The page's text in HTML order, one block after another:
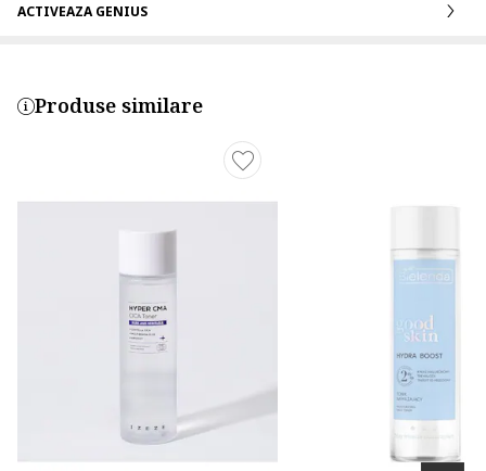
ACTIVEAZA GENIUS
Produse similare